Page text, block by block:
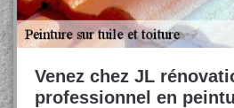
Venez chez JL
professionnel en